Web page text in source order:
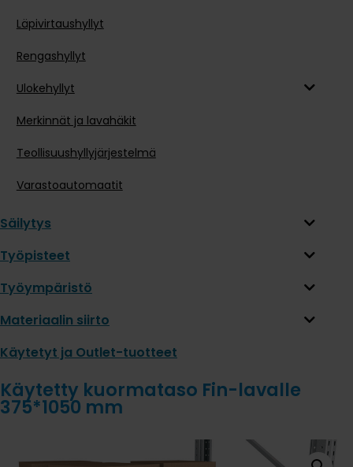
Läpivirtaushyllyt
Rengashyllyt
Ulokehyllyt
Merkinnät ja lavahäkit
Teollisuushyllyjärjestelmä
Varastoautomaatit
Säilytys
Työpisteet
Työympäristö
Materiaalin siirto
Käytetyt ja Outlet-tuotteet
Käytetty kuormataso Fin-lavalle
375*1050 mm